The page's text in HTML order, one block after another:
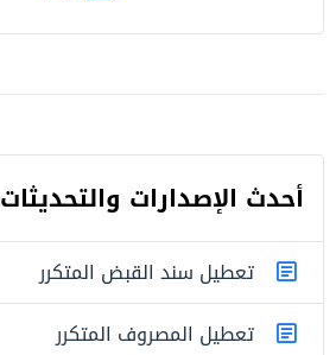
أحدث اﻹصدارات والتحديثات
تعطيل سند القبض المتكرر
تعطيل المصروف المتكرر